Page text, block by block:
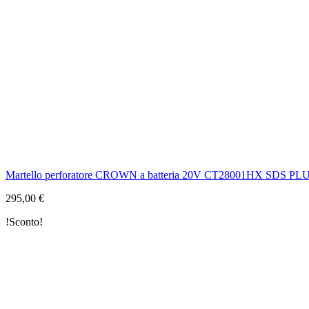
Martello perforatore CROWN a batteria 20V CT28001HX SDS
295,00 €
!Sconto!